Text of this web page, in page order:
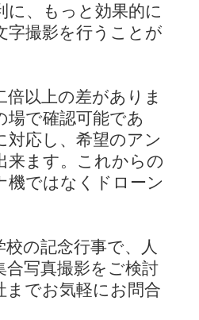
に、もっと効果的に
字撮影を行うことが
倍以上の差がありま
場で確認可能であ
対応し、希望のアン
来ます。これからの
機ではなくドローン
の記念行事で、人
合写真撮影をご検討
までお気軽にお問合